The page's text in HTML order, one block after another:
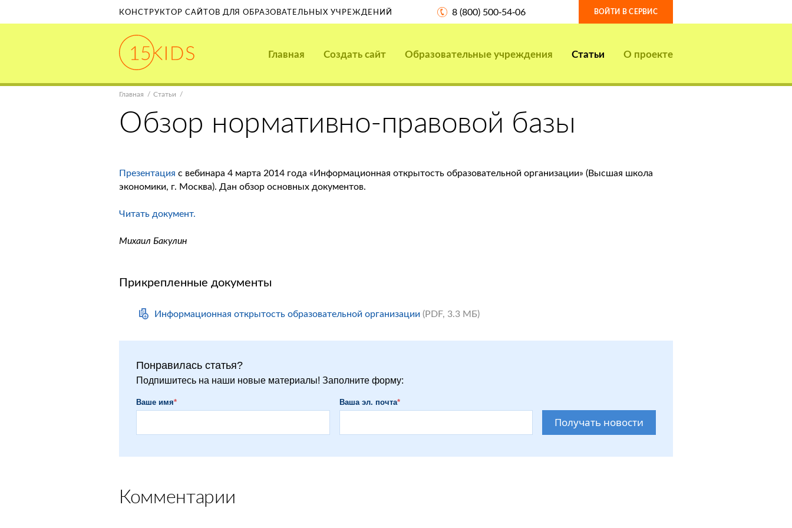
КОНСТРУКТОР САЙТОВ ДЛЯ ОБРАЗОВАТЕЛЬНЫХ УЧРЕЖДЕНИЙ 8 (800) 500-54-06 ВОЙТИ В СЕРВИС
Главная Создать сайт Образовательные учреждения Статьи О проекте
Главная Статьи
Обзор нормативно-правовой базы
Презентация с вебинара 4 марта 2014 года «Информационная открытость образовательной организации» (Высшая школа
экономики, г. Москва). Дан обзор основных документов.
Читать документ.
Михаил Бакулин
Прикрепленные документы
Информационная открытость образовательной организации (PDF, 3.3 MБ)
Понравилась статья?
Подпишитесь на наши новые материалы! Заполните форму:
Ваше имя* Ваша эл. почта*
Получать новости
Комментарии